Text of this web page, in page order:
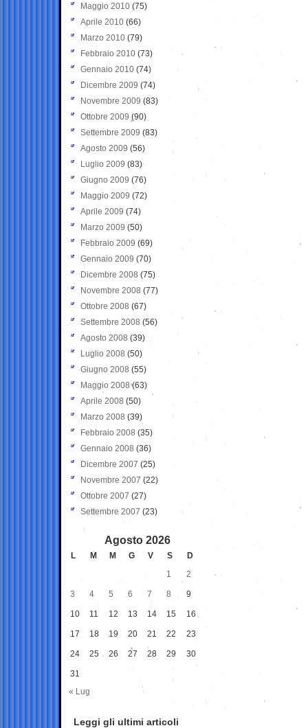
Maggio 2010 (75)
Aprile 2010 (66)
Marzo 2010 (79)
Febbraio 2010 (73)
Gennaio 2010 (74)
Dicembre 2009 (74)
Novembre 2009 (83)
Ottobre 2009 (90)
Settembre 2009 (83)
Agosto 2009 (56)
Luglio 2009 (83)
Giugno 2009 (76)
Maggio 2009 (72)
Aprile 2009 (74)
Marzo 2009 (50)
Febbraio 2009 (69)
Gennaio 2009 (70)
Dicembre 2008 (75)
Novembre 2008 (77)
Ottobre 2008 (67)
Settembre 2008 (56)
Agosto 2008 (39)
Luglio 2008 (50)
Giugno 2008 (55)
Maggio 2008(63)
Aprile 2008 (50)
Marzo 2008 (39)
Febbraio 2008 (35)
Gennaio 2008 (36)
Dicembre 2007 (25)
Novembre 2007 (22)
Ottobre 2007 (27)
Settembre 2007 (23)
Agosto 2026
L M M G V S
D
1
2
3 4 5 6 7 8 9
10 11 12 13 14 15 16
17 18 19 20 21 22 23
24 25 26 27 28 29 30
31
« Lug
Leggi gli ultimi articoli